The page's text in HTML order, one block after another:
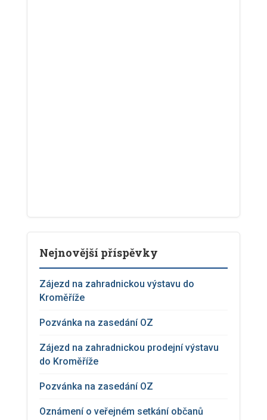
Nejnovější příspěvky
Zájezd na zahradnickou výstavu do
Kroměříže
Pozvánka na zasedání OZ
Zájezd na zahradnickou prodejní výstavu
do Kroměříže
Pozvánka na zasedání OZ
Oznámení o veřejném setkání občanů